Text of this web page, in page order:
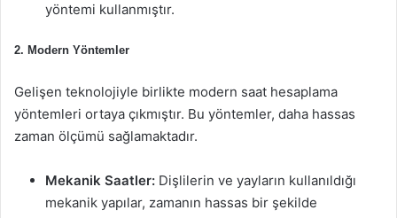
yöntemi kullanmıştır.
2. Modern Yöntemler
Gelişen teknolojiyle birlikte modern saat hesaplama
yöntemleri ortaya çıkmıştır. Bu yöntemler, daha hassas
zaman ölçümü sağlamaktadır.
Mekanik Saatler: Dişlilerin ve yayların kullanıldığı
mekanik yapılar, zamanın hassas bir şekilde